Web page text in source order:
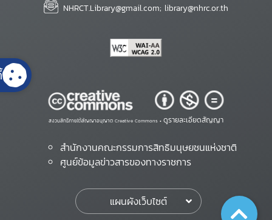
NHRCT.Library@gmail.com; library@nhrc.or.th
สงวนสิทธิ์ภายใต้สัญญาอนุญาต Creative Commons • ดูรายละเอียดสัญญา
สำนักงานคณะกรรมการสิทธิมนุษยชนแห่งชาติ
ศูนย์ข้อมูลข่าวสารของทางราชการ
แผนผังเว็บไซต์